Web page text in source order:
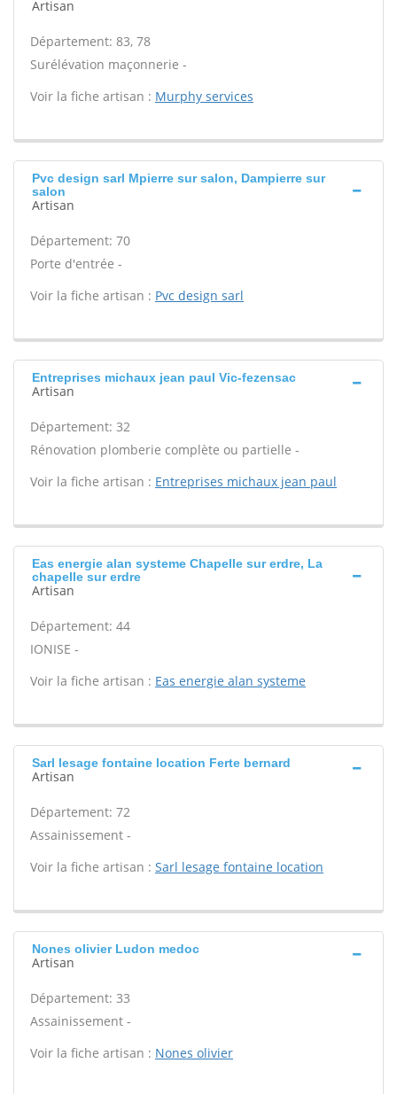
Artisan
Département: 83, 78
Surélévation maçonnerie -
Voir la fiche artisan : Murphy services
Pvc design sarl Mpierre sur salon, Dampierre sur
salon
Artisan
Département: 70
Porte d'entrée -
Voir la fiche artisan : Pvc design sarl
Entreprises michaux jean paul Vic-fezensac
Artisan
Département: 32
Rénovation plomberie complète ou partielle -
Voir la fiche artisan : Entreprises michaux jean paul
Eas energie alan systeme Chapelle sur erdre, La
chapelle sur erdre
Artisan
Département: 44
IONISE -
Voir la fiche artisan : Eas energie alan systeme
Sarl lesage fontaine location Ferte bernard
Artisan
Département: 72
Assainissement -
Voir la fiche artisan : Sarl lesage fontaine location
Nones olivier Ludon medoc
Artisan
Département: 33
Assainissement -
Voir la fiche artisan : Nones olivier